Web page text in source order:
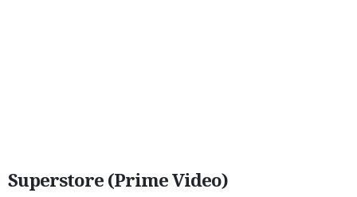
Superstore (Prime Video)